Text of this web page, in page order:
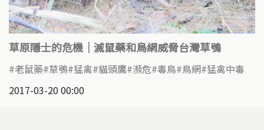
草原隱士的危機｜滅鼠藥和鳥網威脅台灣草鴞
老鼠藥 草鴞 猛禽 貓頭鷹 瀕危 毒鳥 鳥網 猛禽中毒
2017-03-20 00:00